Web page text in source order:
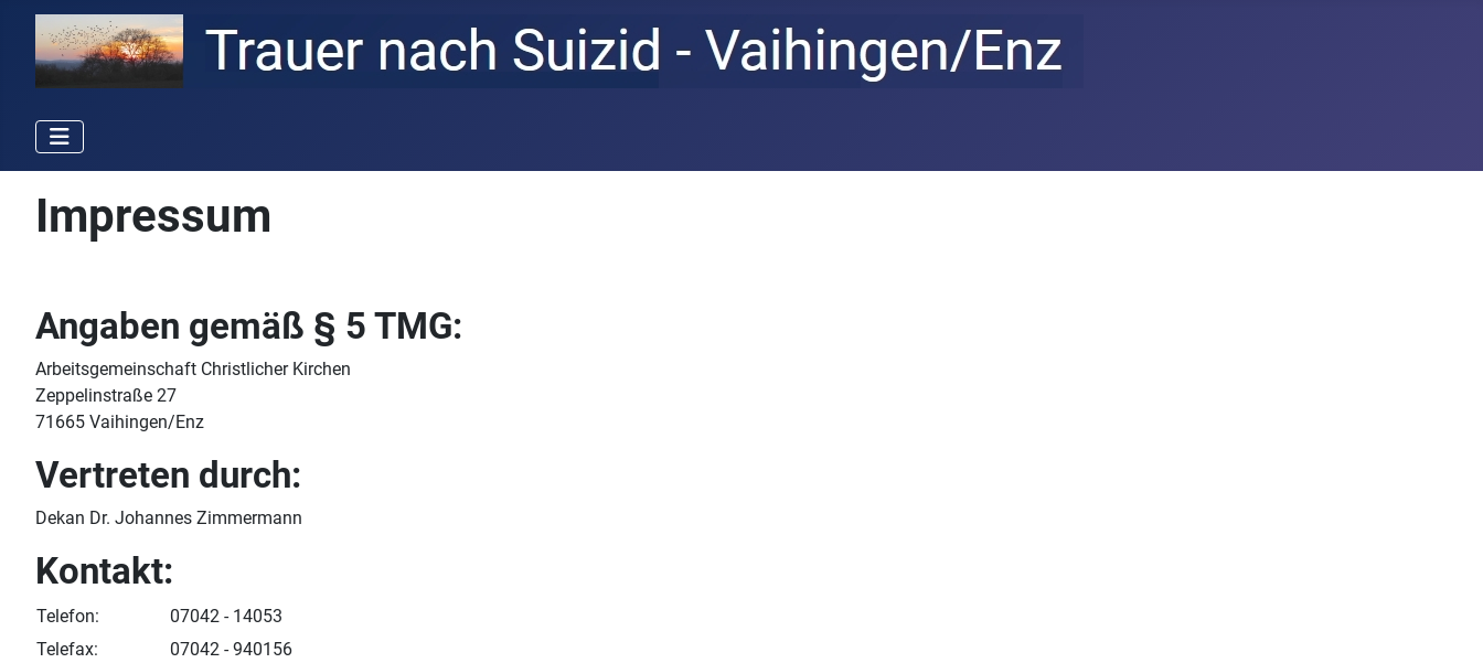
Impressum
Angaben gemäß § 5 TMG:
Arbeitsgemeinschaft Christlicher Kirchen
Zeppelinstraße 27
71665 Vaihingen/Enz
Vertreten durch:
Dekan Dr. Johannes Zimmermann
Kontakt:
Telefon:
07042 - 14053
Telefax:
07042 - 940156